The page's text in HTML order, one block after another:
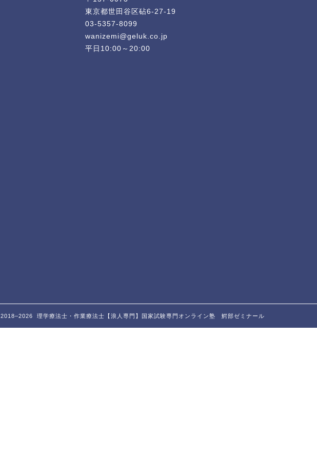
東京都世田谷区砧6-27-19
03-5357-8099
wanizemi@geluk.co.jp
平日10:00～20:00
2018–2026 理学療法士・作業療法士【浪人専門】国家試験専門オンライン塾 鰐部ゼミナール